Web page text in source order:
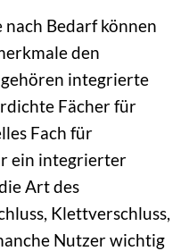
nach Bedarf können
den
gehören integrierte
Fächer für
Fach für
ein integrierter
Art des
Klettverschluss,
Nutzer wichtig